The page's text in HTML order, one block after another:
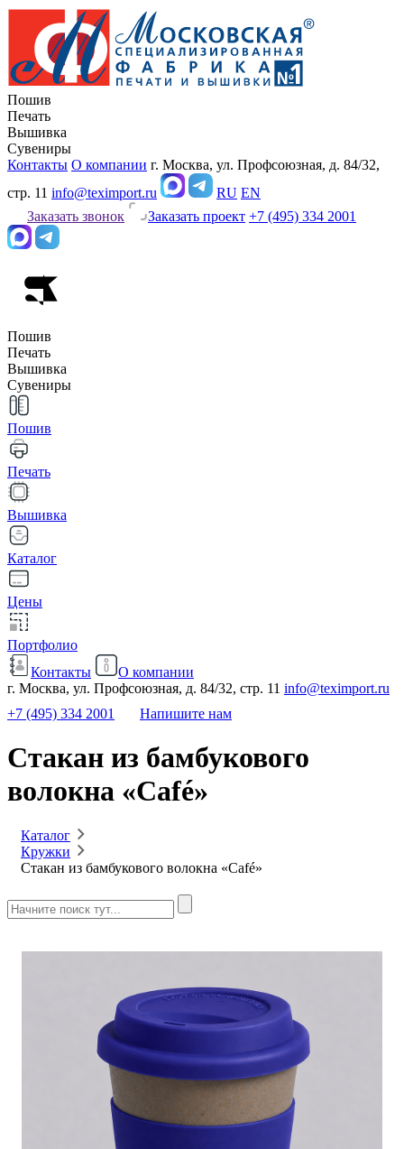
Пошив
Печать
Вышивка
Сувениры
Контакты О компании г. Москва, ул. Профсоюзная, д. 84/32,
стр. 11 info@teximport.ru RU EN
Заказать звонок
Заказать проект +7 (495) 334 2001
Пошив
Печать
Вышивка
Сувениры
Пошив
Печать
Вышивка
Каталог
Цены
Портфолио
Контакты
О компании
г. Москва, ул. Профсоюзная, д. 84/32, стр. 11 info@teximport.ru
+7 (495) 334 2001
Напишите нам
Стакан из бамбукового
волокна «Café»
Каталог
Кружки
Стакан из бамбукового волокна «Café»